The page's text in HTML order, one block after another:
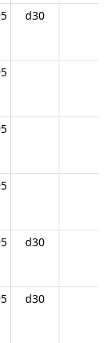
d30
d30
d30